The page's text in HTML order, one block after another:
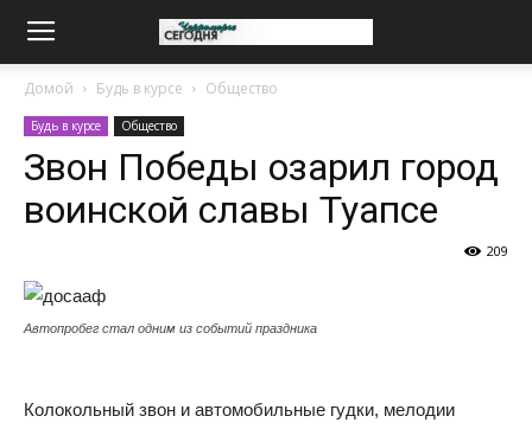
Домой Будь в курсе Общество
Будь в курсе Общество
Звон Победы озарил город
воинской славы Туапсе
209
Автопробег стал одним из событий праздника
Колокольный звон и автомобильные гудки, мелодии